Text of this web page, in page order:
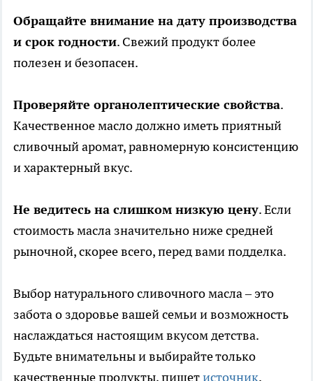
Обращайте внимание на дату производства
и срок годности. Свежий продукт более
полезен и безопасен.
Проверяйте органолептические свойства.
Качественное масло должно иметь приятный
сливочный аромат, равномерную консистенцию
и характерный вкус.
Не ведитесь на слишком низкую цену. Если
стоимость масла значительно ниже средней
рыночной, скорее всего, перед вами подделка.
Выбор натурального сливочного масла – это
забота о здоровье вашей семьи и возможность
наслаждаться настоящим вкусом детства.
Будьте внимательны и выбирайте только
качественные продукты, пишетисточник.